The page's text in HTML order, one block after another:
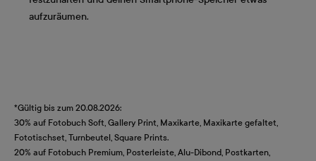
aufzuräumen.
*Gültig bis zum 20.08.2026:
30% auf Fotobuch Soft, Gallery Print, Maxikarte, Maxikarte gefaltet,
Fototischset, Turnbeutel, Square Prints.
20% auf Fotobuch Premium, Posterleiste, Alu-Dibond, Postkarten,